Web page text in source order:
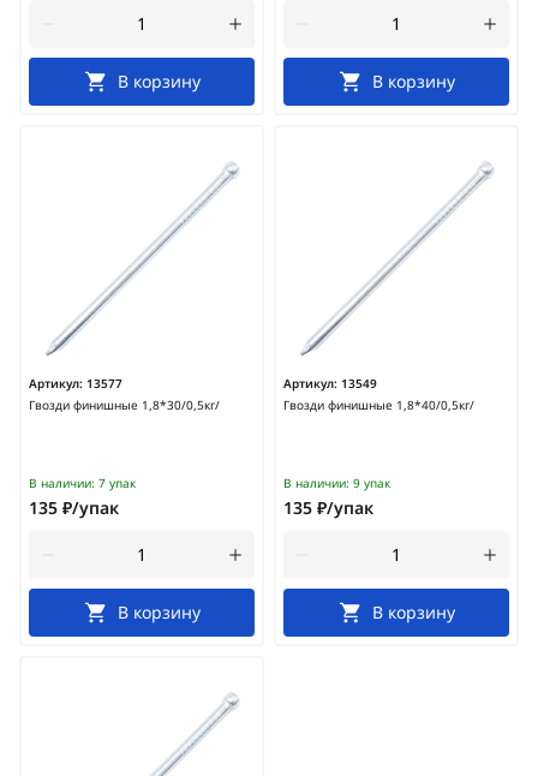
В корзину В корзину
Артикул: 13577
Гвозди финишные 1,8*30/0,5кг/
В наличии: 7 упак
135 ₽/упак
В корзину
Артикул: 13549
Гвозди финишные 1,8*40/0,5кг/
В наличии: 9 упак
135 ₽/упак
В корзину